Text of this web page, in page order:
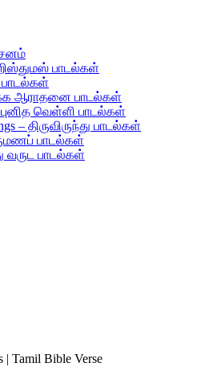
பாடல்கள்
பாடல்கள்
ஆராதனை பாடல்கள்
புனித வெள்ளி பாடல்கள்
– திருவிருந்து பாடல்கள்
பாடல்கள்
வருட பாடல்கள்
| Tamil Bible Verse